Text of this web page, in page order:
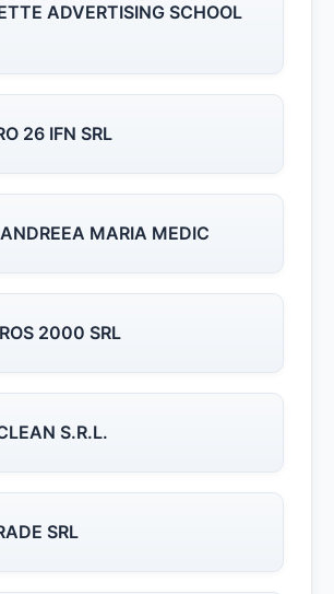
ADVERTISING SCHOOL
26 IFN SRL
MARIA MEDIC
2000 SRL
S.R.L.
SRL